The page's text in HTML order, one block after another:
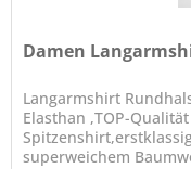
Damen
Langarmshirt
Elasthan ,TOP-
superweichem